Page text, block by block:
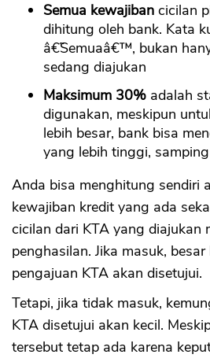
Semua kewajiban cicilan
dihitung oleh bank. Kata
â€˜Semuaâ€™, bukan
sedang diajukan
Maksimum 30% adalah
digunakan, meskipun
lebih besar, bank bisa
yang lebih tinggi,
Anda bisa menghitung sendiri
kewajiban kredit yang ada
cicilan dari KTA yang diajukan
penghasilan. Jika masuk,
pengajuan KTA akan disetujui.
Tetapi, jika tidak masuk,
KTA disetujui akan kecil.
tersebut tetap ada karena